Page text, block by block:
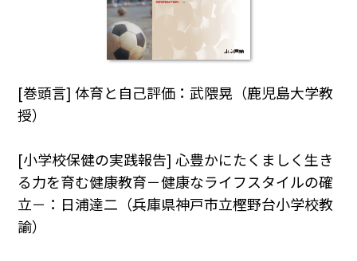
[巻頭言] 体育と自己評価：武隈晃（鹿児島大学教
授）
[小学校保健の実践報告] 心豊かにたくましく生き
る力を育む健康教育－健康なライフスタイルの確
立－：日浦達二（兵庫県神戸市立樫野台小学校教
諭）